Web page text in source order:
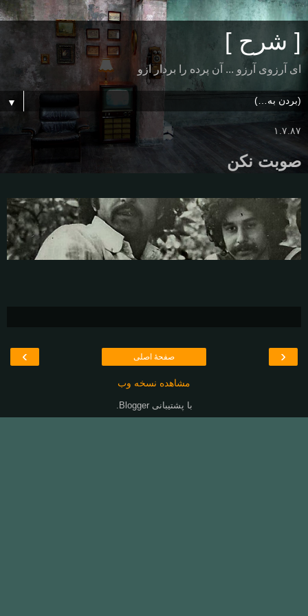
[ شرح ]
ای آرزوی آرزو ... آن پرده را بردار ازو
▼
۱.۷.۸۷
صوبت نکن
‹
› صفحهٔ اصلی
مشاهده نسخه وب
با پشتیبانیBlogger